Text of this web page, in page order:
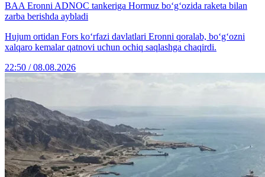
BAA Eronni ADNOC tankeriga Hormuz bo‘g‘ozida raketa bilan
zarba berishda aybladi
Hujum ortidan Fors ko‘rfazi davlatlari Eronni qoralab, bo‘g‘ozni
xalqaro kemalar qatnovi uchun ochiq saqlashga chaqirdi.
22:50 / 08.08.2026